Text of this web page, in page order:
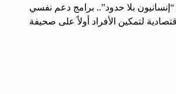
بلا حدود”.. برامج دعم نفسي
لتمكين الأفراد أولاً على صحيفة